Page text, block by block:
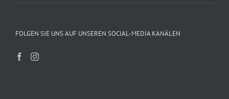
FOLGEN SIE UNS AUF UNSEREN SOCIAL-MEDIA KANÄLEN